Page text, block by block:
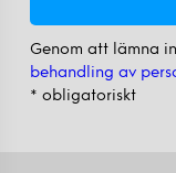
Genom att lämna
behandling av
* obligatoriskt